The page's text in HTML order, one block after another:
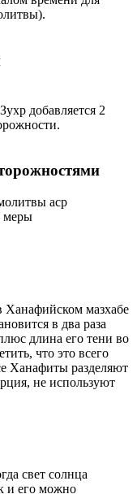
добавляется 2
аср
меры
Ханафийском мазхабе
в два раза
длина его тени во
что это всего
Ханафиты разделяют
не используют
свет солнца
и его можно